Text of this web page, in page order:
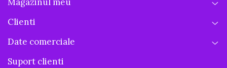
Clienti
Date comerciale
Suport clienti